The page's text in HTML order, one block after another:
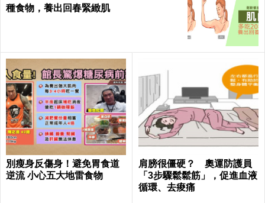
種食物，養出回春緊緻肌
別瘦身反傷身！避免胃食道
逆流 小心五大地雷食物
肩膀很僵硬？ 奧運防護員
「3步驟鬆鬆筋」，促進血液
循環、去痠痛